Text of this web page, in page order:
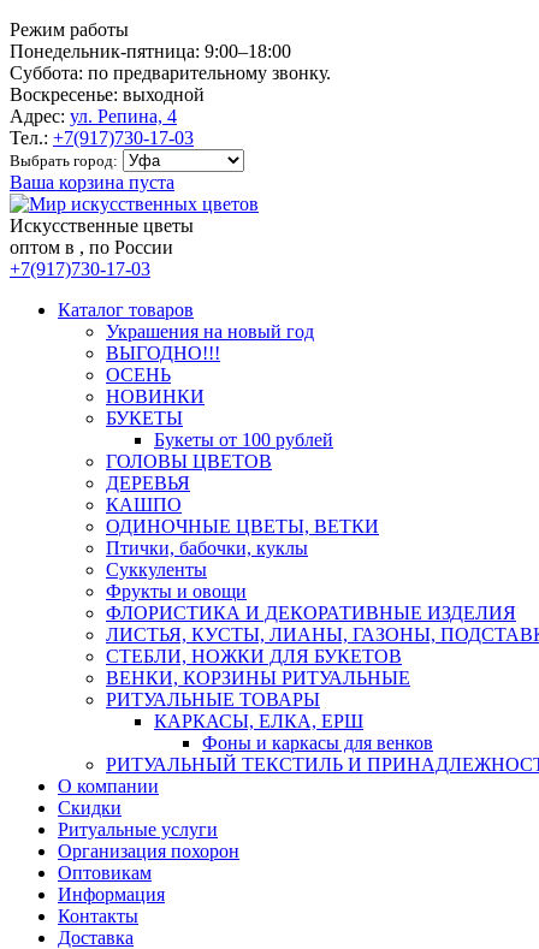
Режим работы
Понедельник-пятница: 9:00–18:00
Суббота: по предварительному звонку.
Воскресенье: выходной
Адрес: ул. Репина, 4
Тел.: +7(917)730-17-03
Выбрать город:
Ваша корзина пуста
Искусственные цветы
оптом в , по России
+7(917)730-17-03
Каталог товаров
Украшения на новый год
ВЫГОДНО!!!
ОСЕНЬ
НОВИНКИ
БУКЕТЫ
Букеты от 100 рублей
ГОЛОВЫ ЦВЕТОВ
ДЕРЕВЬЯ
КАШПО
ОДИНОЧНЫЕ ЦВЕТЫ, ВЕТКИ
Птички, бабочки, куклы
Суккуленты
Фрукты и овощи
ФЛОРИСТИКА И ДЕКОРАТИВНЫЕ ИЗДЕЛИЯ
ЛИСТЬЯ, КУСТЫ, ЛИАНЫ, ГАЗОНЫ,
СТЕБЛИ, НОЖКИ ДЛЯ БУКЕТОВ
ВЕНКИ, КОРЗИНЫ РИТУАЛЬНЫЕ
РИТУАЛЬНЫЕ ТОВАРЫ
КАРКАСЫ, ЕЛКА, ЕРШ
Фоны и каркасы для венков
РИТУАЛЬНЫЙ ТЕКСТИЛЬ И
О компании
Скидки
Ритуальные услуги
Организация похорон
Оптовикам
Информация
Контакты
Доставка